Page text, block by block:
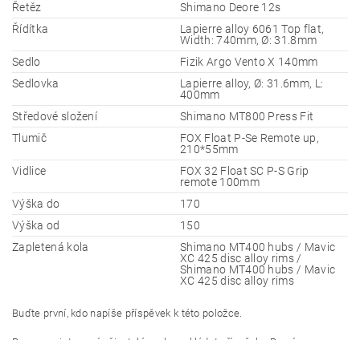
Řetěz
Shimano Deore 12s
Řídítka
Lapierre alloy 6061 Top flat,
Width: 740mm, Ø: 31.8mm
Sedlo
Fizik Argo Vento X 140mm
Sedlovka
Lapierre alloy, Ø: 31.6mm, L:
400mm
Středové složení
Shimano MT800 Press Fit
Tlumič
FOX Float P-Se Remote up,
210*55mm
Vidlice
FOX 32 Float SC P-S Grip
remote 100mm
Výška do
170
Výška od
150
Zapletená kola
Shimano MT400 hubs / Mavic
XC 425 disc alloy rims /
Shimano MT400 hubs / Mavic
XC 425 disc alloy rims
Buďte první, kdo napíše příspěvek k této položce.